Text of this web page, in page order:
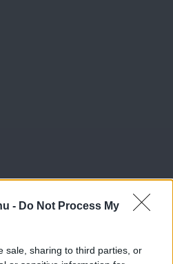
- Do Not Process My
sale, sharing to third parties, or